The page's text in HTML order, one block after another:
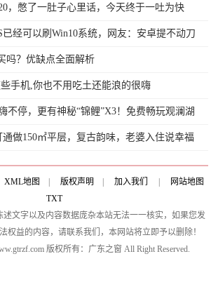
，憋了一肚子心里话，今天终于一吐为快
经可以刷Win10系统，网友：安卓提不动刀
吗？优缺点全面解析
手机,你也不用吃土还能浪的很嗨
不停，更有神秘“锦鲤”X3！免费畅玩观澜湖
做150㎡平层，复古韵味，老婆入住说幸福
XML地图 | 版权声明 | 加入我们 |
网站地图
TXT
文字以及内容数据庞杂本站无法一一核实，如果您发
权益的内容，请联系我们，本网站将立即予以删除！
版权所有：广东之窗 All Right Reserved.